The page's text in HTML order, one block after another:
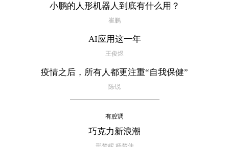
小鹏的人形机器人到底有什么用？
崔鹏
AI应用这一年
王俊煜
疫情之后，所有人都更注重“自我保健”
陈锐
有腔调
巧克力新浪潮